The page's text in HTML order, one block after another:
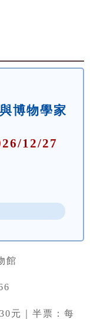
博物學家
12/27
館
元｜半票：每